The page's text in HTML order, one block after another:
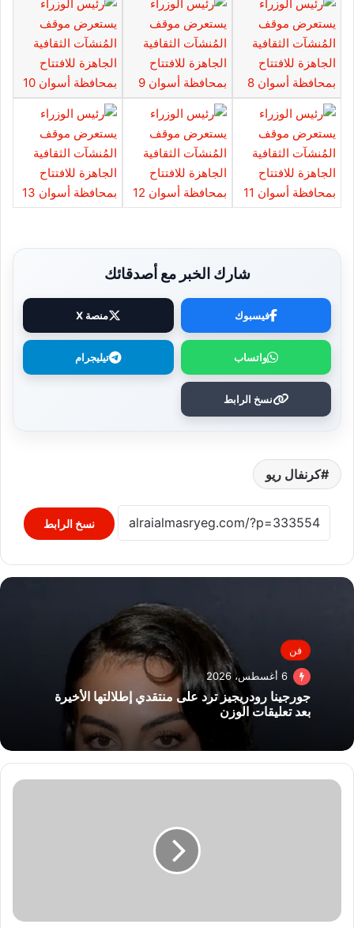
شارك الخبر مع أصدقائك
فيسبوك منصة X
واتساب تيليجرام
نسخ الرابط
كرنفال ريو
نسخ الرابط
فن
6 أغسطس، 2026
جورجينا رودريجيز ترد على منتقدي إطلالتها الأخيرة
بعد تعليقات الوزن
المتوج
بمعرض